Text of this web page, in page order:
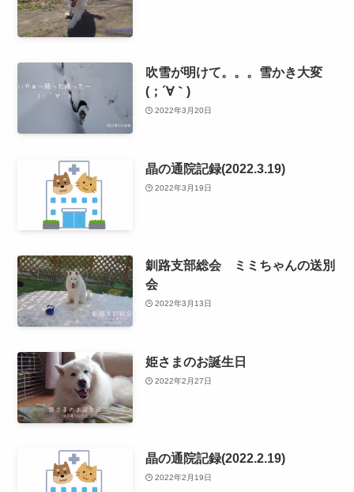
吹雪が明けて。。。雪かき大変
(；´∀｀)
2022年3月20日
晶の通院記録(2022.3.19)
2022年3月19日
釧路支部総会 ミミちゃんの送別
会
2022年3月13日
姫さまのお誕生日
2022年2月27日
晶の通院記録(2022.2.19)
2022年2月19日